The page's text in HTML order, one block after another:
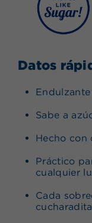
Datos
Sabe a
Hecho con
Práctico
cualquier
Cada